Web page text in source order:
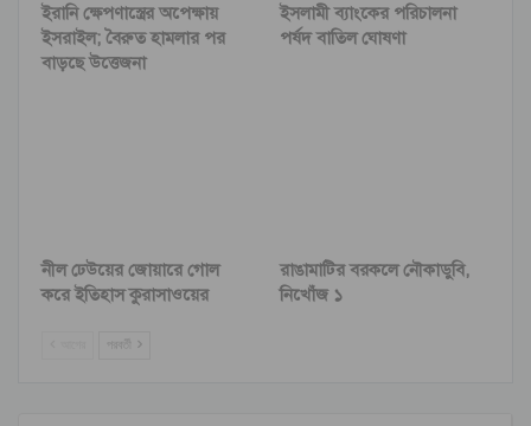
ইরানি ক্ষেপণাস্ত্রের অপেক্ষায়
ইসরাইল; বৈরুত হামলার পর
বাড়ছে উত্তেজনা
ইসলামী ব্যাংকের পরিচালনা
পর্ষদ বাতিল ঘোষণা
নীল ঢেউয়ের জোয়ারে গোল
করে ইতিহাস কুরাসাওয়ের
রাঙামাটির বরকলে নৌকাডুবি,
নিখোঁজ ১
পরবর্তী